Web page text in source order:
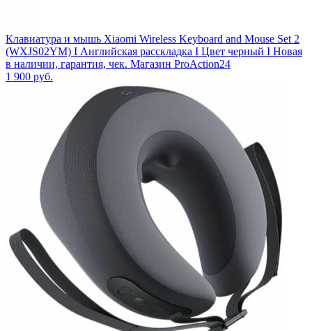
Клавиатура и мышь Xiaomi Wireless Keyboard and Mouse Set 2
(WXJS02YM) I Английская расскладка I Цвет черный I Новая
в наличии, гарантия, чек. Магазин ProAction24
1 900 руб.